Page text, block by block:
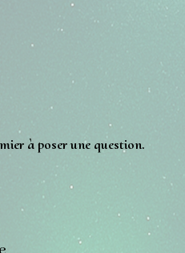
à poser une question.